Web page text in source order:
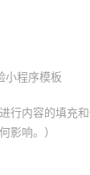
小程序模板
内容的填充
影响。）